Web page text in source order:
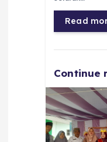
o
o
k
Read
Continue